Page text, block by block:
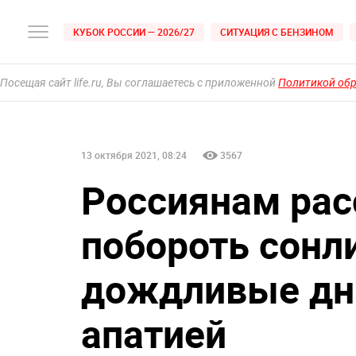
КУБОК РОССИИ — 2026/27 СИТУАЦИЯ С БЕНЗИНОМ
Посещая сайт life.ru, Вы соглашаетесь с приложеннойПолитикой
13 октября 2021, 08:24 3567
Россиянам
побороть
дождливые
апатией